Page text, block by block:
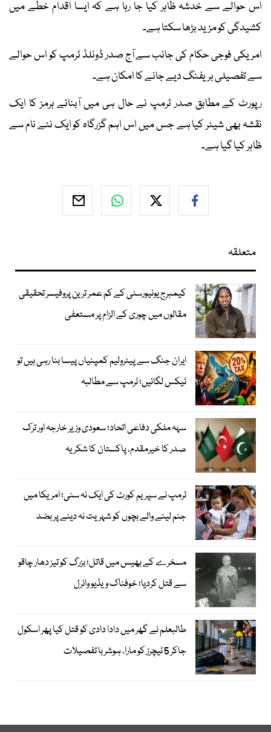
اس حوالے سے خدشہ ظاہر کیا جا رہا ہے کہ ایسا اقدام خطے میں
کشیدگی کو مزید بڑھا سکتا ہے۔
امریکی فوجی حکام کی جانب سے آج صدر ڈونلڈ ٹرمپ کو اس حوالے
سے تفصیلی بریفنگ دیے جانے کا امکان ہے۔
رپورٹ کے مطابق صدر ٹرمپ نے حال ہی میں آبنائے ہرمز کا ایک
نقشہ بھی شیئر کیا ہے جس میں اس اہم گزرگاہ کو ایک نئے نام سے
ظاہر کیا گیا ہے۔
متعلقہ
کیمبرج یونیورسٹی کے کم عمر ترین پروفیسر تحقیقی
مقالوں میں چوری کے الزام پر مستعفی
ایران جنگ سے پیٹرولیم کمپنیاں پیسا بنا رہی ہیں تو
ٹیکس لگائیں؛ ٹرمپ سے مطالبہ
سہہ ملکی دفاعی اتحاد؛ سعودی وزیر خارجہ اور ترک
صدر کا خیرمقدم، پاکستان کا شکریہ
ٹرمپ نے سپریم کورٹ کی ایک نہ سنی؛ امریکا میں
جنم لینے والے بچوں کو شہریت نہ دینے پر بضد
مسخرے کے بھیس میں قاتل؛ بزرگ کو تیز دھار چاقو
سے قتل کردیا؛ خوفناک ویڈیو وائرل
طالبعلم نے گھر میں دادا دادی کو قتل کیا پھر اسکول
جاکر 5 ٹیچرز کو مارا، ہوشربا تفصیلات